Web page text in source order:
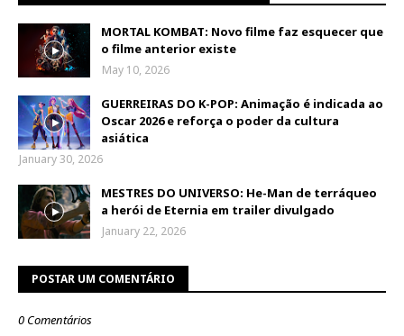
MORTAL KOMBAT: Novo filme faz esquecer que
o filme anterior existe
May 10, 2026
GUERREIRAS DO K-POP: Animação é indicada ao
Oscar 2026 e reforça o poder da cultura
asiática
January 30, 2026
MESTRES DO UNIVERSO: He-Man de terráqueo
a herói de Eternia em trailer divulgado
January 22, 2026
POSTAR UM COMENTÁRIO
0 Comentários